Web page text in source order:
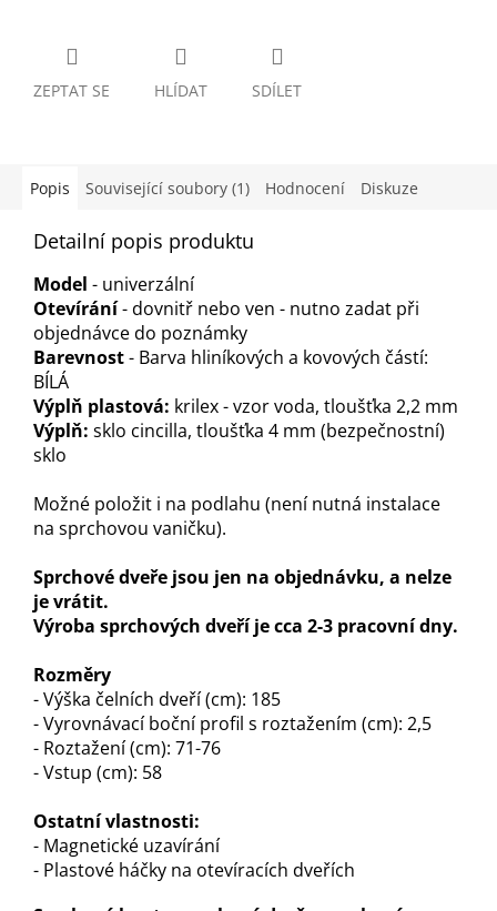
ZEPTAT SE HLÍDAT SDÍLET
Popis Související soubory (1) Hodnocení Diskuze
Detailní popis produktu
Model - univerzální
Otevírání- dovnitř nebo ven - nutno zadat při
objednávce do poznámky
Barevnost- Barva hliníkových a kovových částí:
BÍLÁ
Výplň plastová: krilex - vzor voda, tloušťka 2,2 mm
Výplň: sklo cincilla, tloušťka 4 mm (bezpečnostní)
sklo
Možné položit i na podlahu (není nutná instalace
na sprchovou vaničku).
Sprchové dveře jsou jen na objednávku, a nelze
je vrátit.
Výroba sprchových dveří je cca 2-3 pracovní dny.
Rozměry
- Výška čelních dveří (cm): 185
- Vyrovnávací boční profil s roztažením (cm): 2,5
- Roztažení (cm): 71-76
- Vstup (cm): 58
Ostatní vlastnosti:
- Magnetické uzavírání
- Plastové háčky na otevíracích dveřích